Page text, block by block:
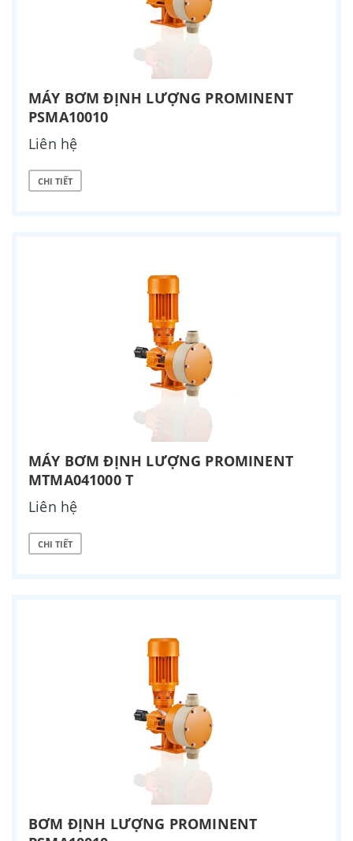
MÁY BƠM ĐỊNH LƯỢNG PROMINENT
PSMA10010
Liên hệ
CHI TIẾT
MÁY BƠM ĐỊNH LƯỢNG PROMINENT
MTMA041000 T
Liên hệ
CHI TIẾT
BƠM ĐỊNH LƯỢNG PROMINENT